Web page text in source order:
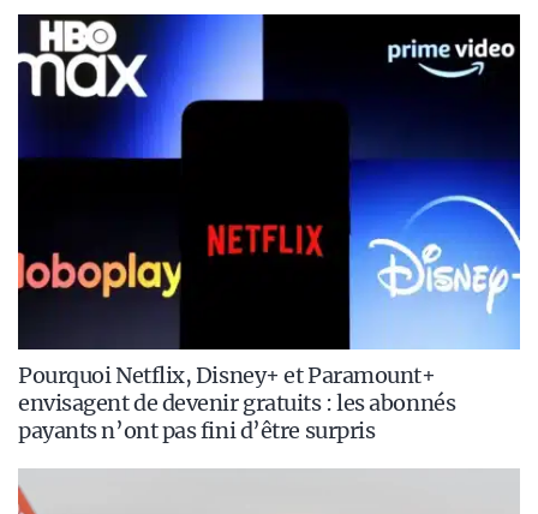
Pourquoi Netflix, Disney+ et Paramount+
envisagent de devenir gratuits : les abonnés
payants n’ont pas fini d’être surpris